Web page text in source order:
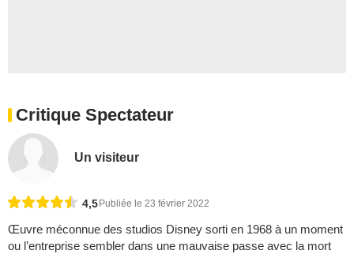
Critique Spectateur
Un visiteur
4,5 Publiée le 23 février 2022
Œuvre méconnue des studios Disney sorti en 1968 à un moment
ou l’entreprise sembler dans une mauvaise passe avec la mort